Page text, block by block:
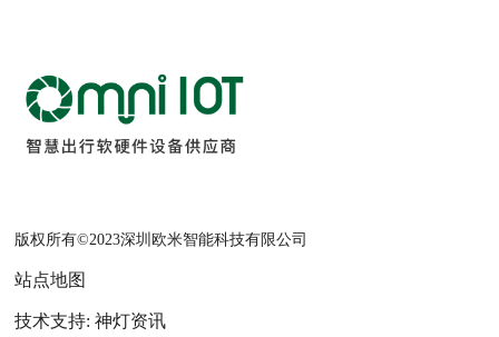
版权所有©2023深圳欧米智能科技有限公司
站点地图
技术支持: 神灯资讯